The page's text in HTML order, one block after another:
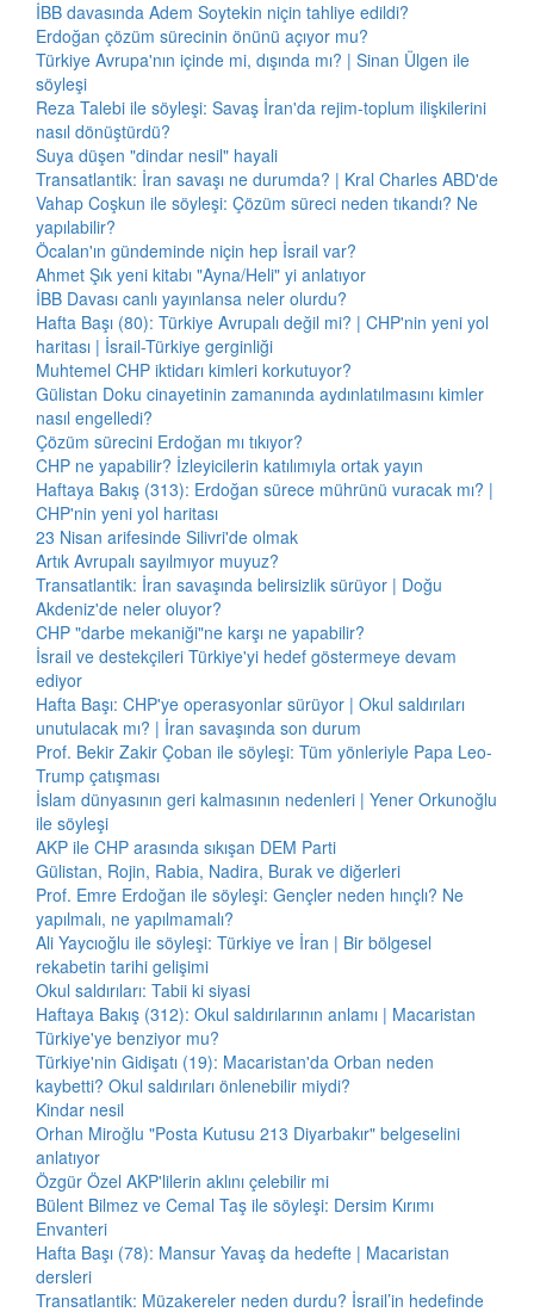
İBB davasında Adem Soytekin niçin tahliye edildi?
Erdoğan çözüm sürecinin önünü açıyor mu?
Türkiye Avrupa'nın içinde mi, dışında mı? | Sinan Ülgen ile
söyleşi
Reza Talebi ile söyleşi: Savaş İran'da rejim-toplum ilişkilerini
nasıl dönüştürdü?
Suya düşen "dindar nesil" hayali
Transatlantik: İran savaşı ne durumda? | Kral Charles ABD'de
Vahap Coşkun ile söyleşi: Çözüm süreci neden tıkandı? Ne
yapılabilir?
Öcalan'ın gündeminde niçin hep İsrail var?
Ahmet Şık yeni kitabı "Ayna/Heli" yi anlatıyor
İBB Davası canlı yayınlansa neler olurdu?
Hafta Başı (80): Türkiye Avrupalı değil mi? | CHP'nin yeni yol
haritası | İsrail-Türkiye gerginliği
Muhtemel CHP iktidarı kimleri korkutuyor?
Gülistan Doku cinayetinin zamanında aydınlatılmasını kimler
nasıl engelledi?
Çözüm sürecini Erdoğan mı tıkıyor?
CHP ne yapabilir? İzleyicilerin katılımıyla ortak yayın
Haftaya Bakış (313): Erdoğan sürece mührünü vuracak mı? |
CHP'nin yeni yol haritası
23 Nisan arifesinde Silivri'de olmak
Artık Avrupalı sayılmıyor muyuz?
Transatlantik: İran savaşında belirsizlik sürüyor | Doğu
Akdeniz'de neler oluyor?
CHP "darbe mekaniği"ne karşı ne yapabilir?
İsrail ve destekçileri Türkiye'yi hedef göstermeye devam
ediyor
Hafta Başı: CHP'ye operasyonlar sürüyor | Okul saldırıları
unutulacak mı? | İran savaşında son durum
Prof. Bekir Zakir Çoban ile söyleşi: Tüm yönleriyle Papa Leo-
Trump çatışması
İslam dünyasının geri kalmasının nedenleri | Yener Orkunoğlu
ile söyleşi
AKP ile CHP arasında sıkışan DEM Parti
Gülistan, Rojin, Rabia, Nadira, Burak ve diğerleri
Prof. Emre Erdoğan ile söyleşi: Gençler neden hınçlı? Ne
yapılmalı, ne yapılmamalı?
Ali Yaycıoğlu ile söyleşi: Türkiye ve İran | Bir bölgesel
rekabetin tarihi gelişimi
Okul saldırıları: Tabii ki siyasi
Haftaya Bakış (312): Okul saldırılarının anlamı | Macaristan
Türkiye'ye benziyor mu?
Türkiye'nin Gidişatı (19): Macaristan'da Orban neden
kaybetti? Okul saldırıları önlenebilir miydi?
Kindar nesil
Orhan Miroğlu "Posta Kutusu 213 Diyarbakır" belgeselini
anlatıyor
Özgür Özel AKP'lilerin aklını çelebilir mi
Bülent Bilmez ve Cemal Taş ile söyleşi: Dersim Kırımı
Envanteri
Hafta Başı (78): Mansur Yavaş da hedefte | Macaristan
dersleri
Transatlantik: Müzakereler neden durdu? İsrail’in hedefinde